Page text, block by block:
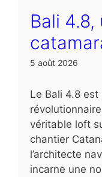
Bali 4.8,
5 août 2026
Le Bali 4.8
véritable loft
chantier
l’architecte
incarne une